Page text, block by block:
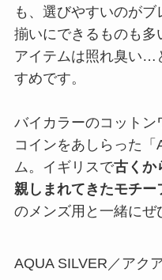
も、選びやすいのが
揃いにできるものも
アイテムは照れ臭い…
すめです。
バイカラーのコットン
コインをあしらった
ム。イギリスで古くか
親しまれてきたモチー
のメンズ用と一緒にぜ
AQUA SILVER／アク